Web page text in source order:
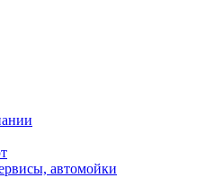
автомойки